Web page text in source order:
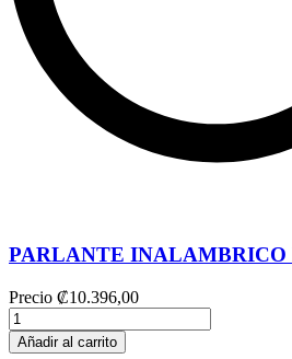
PARLANTE INALAMBRICO
Precio ₡10.396,00
Añadir al carrito